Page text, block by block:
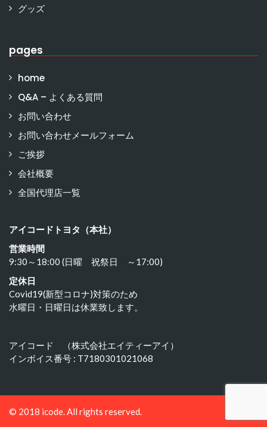
グッズ
pages
home
Q&A – よくある質問
お問い合わせ
お問い合わせメールフォーム
ご挨拶
会社概要
全国代理店一覧
アイコードトヨタ（本社）
営業時間
9:30～18:00 (日曜 祝祭日 ～17:00)
定休日
Covid19(新型コロナ)対策のため
水曜日・日曜日は休業致します。
アイコード （株式会社エイティーアイ）
インボイス番号 : T7180301021068
© 2018 icode. All rights reserved.